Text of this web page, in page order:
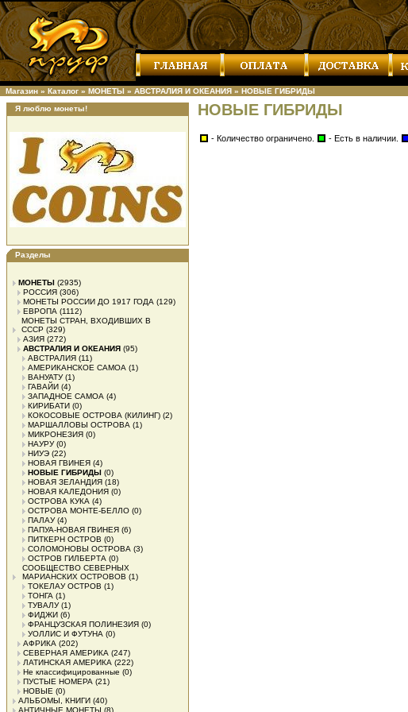
Магазин » Каталог » МОНЕТЫ » АВСТРАЛИЯ И ОКЕАНИЯ » НОВЫЕ ГИБРИДЫ
Я люблю монеты!
Разделы
МОНЕТЫ (2935)
РОССИЯ (306)
МОНЕТЫ РОССИИ ДО 1917 ГОДА (129)
ЕВРОПА (1112)
МОНЕТЫ СТРАН, ВХОДИВШИХ В
СССР (329)
АЗИЯ (272)
АВСТРАЛИЯ И ОКЕАНИЯ (95)
АВСТРАЛИЯ (11)
АМЕРИКАНСКОЕ САМОА (1)
ВАНУАТУ(1)
ГАВАЙИ (4)
ЗАПАДНОЕ САМОА (4)
КИРИБАТИ (0)
КОКОСОВЫЕ ОСТРОВА (КИЛИНГ) (2)
МАРШАЛЛОВЫ ОСТРОВА (1)
МИКРОНЕЗИЯ (0)
НАУРУ(0)
НИУЭ (22)
НОВАЯ ГВИНЕЯ (4)
НОВЫЕ ГИБРИДЫ (0)
НОВАЯ ЗЕЛАНДИЯ (18)
НОВАЯ КАЛЕДОНИЯ (0)
ОСТРОВА КУКА (4)
ОСТРОВА МОНТЕ-БЕЛЛО (0)
ПАЛАУ(4)
ПАПУА-НОВАЯ ГВИНЕЯ (6)
ПИТКЕРН ОСТРОВ (0)
СОЛОМОНОВЫ ОСТРОВА (3)
ОСТРОВ ГИЛБЕРТА (0)
СООБЩЕСТВО СЕВЕРНЫХ
МАРИАНСКИХ ОСТРОВОВ (1)
ТОКЕЛАУ ОСТРОВ (1)
ТОНГА (1)
ТУВАЛУ(1)
ФИДЖИ (6)
ФРАНЦУЗСКАЯ ПОЛИНЕЗИЯ (0)
УОЛЛИС И ФУТУНА (0)
АФРИКА (202)
СЕВЕРНАЯ АМЕРИКА (247)
ЛАТИНСКАЯ АМЕРИКА (222)
Не классифицированные (0)
ПУСТЫЕ НОМЕРА (21)
НОВЫЕ (0)
АЛЬБОМЫ, КНИГИ (40)
АНТИЧНЫЕ МОНЕТЫ (8)
НОВЫЕ ГИБРИДЫ
- Количество ограничено. - Есть в наличии.